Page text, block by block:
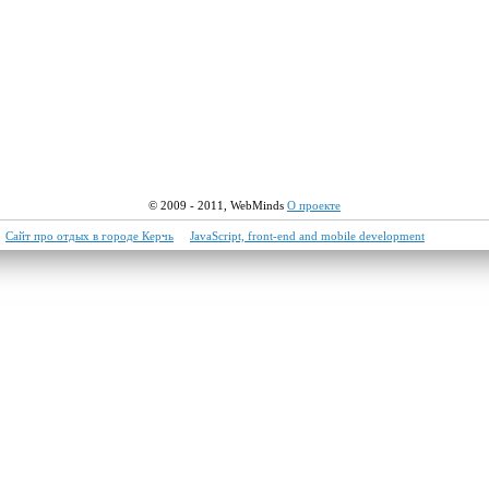
© 2009 - 2011, WebMinds О проекте
Сайт про отдых в городе Керчь JavaScript, front-end and mobile development